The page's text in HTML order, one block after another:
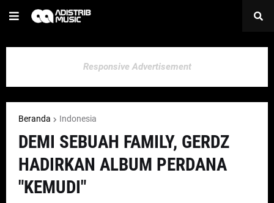
Responsive Advertisement
Beranda Indonesia
DEMI SEBUAH FAMILY, GERDZ
HADIRKAN ALBUM PERDANA
"KEMUDI"